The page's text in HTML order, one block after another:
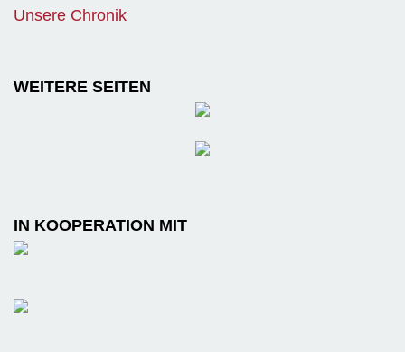
Unsere Chronik
WEITERE SEITEN
IN KOOPERATION MIT